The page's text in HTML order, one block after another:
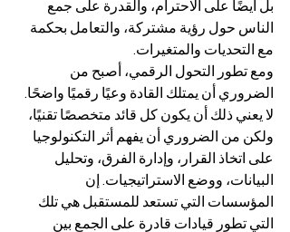
بل أيضًا على الاحترام، والقدرة على جمع
الناس حول رؤية مشتركة، والتعامل بحكمة
مع التحديات والمتغيرات.
ومع تطور التحول الرقمي، أصبح من
الضروري أن يمتلك القادة وعيًا رقميًا واضحًا.
لا يعني ذلك أن يكون كل قائد متخصصًا تقنيًا،
ولكن من الضروري أن يفهم أثر التكنولوجيا
على اتخاذ القرار، وإدارة الفرق، وتحليل
البيانات، ووضع الاستراتيجيات. إن
المؤسسات التي تستعد للمستقبل هي تلك
التي تطور قيادات قادرة على الجمع بين